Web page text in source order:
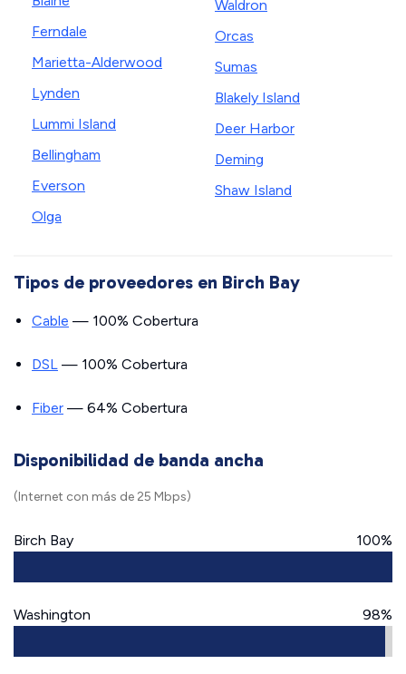
Ferndale
Marietta-Alderwood
Lynden
Lummi Island
Bellingham
Everson
Olga
Waldron
Orcas
Sumas
Blakely Island
Deer Harbor
Deming
Shaw Island
Tipos de proveedores en Birch Bay
Cable — 100% Cobertura
DSL — 100% Cobertura
Fiber — 64% Cobertura
Disponibilidad de banda ancha
(Internet con más de 25 Mbps)
Birch Bay 100%
Washington 98%